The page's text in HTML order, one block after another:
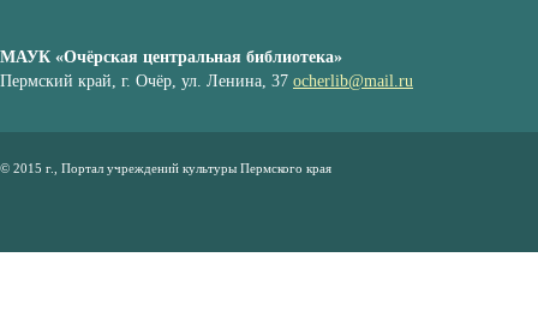
МАУК «Очёрская центральная библиотека»
Пермский край, г. Очёр, ул. Ленина, 37 ocherlib@mail.ru
© 2015 г., Портал учреждений культуры Пермского края